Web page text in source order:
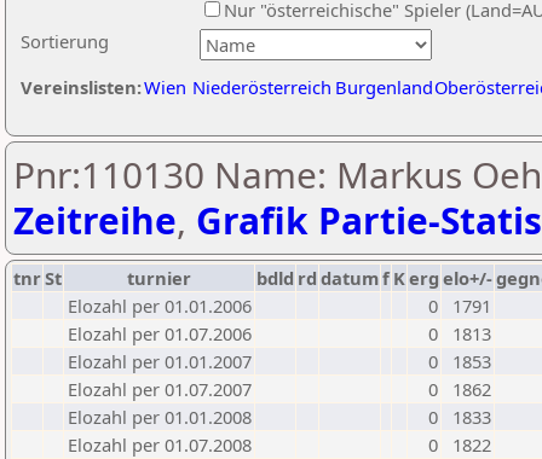
Sortierung
Nur "österreichische" Spieler
Vereinslisten:Wien Niederösterreich Burgenland
Pnr:110130 Name: Markus
Zeitreihe, Grafik Partie-
tnrSt turnier bdld rd datumf Kerg elo+/-
Elozahl per 01.01.2006
0
1791
Elozahl per 01.07.2006
0
1813
Elozahl per 01.01.2007
0
1853
Elozahl per 01.07.2007
0
1862
Elozahl per 01.01.2008
0
1833
Elozahl per 01.07.2008
0
1822